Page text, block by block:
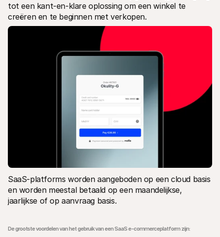
tot een kant-en-klare oplossing om een winkel te
creëren en te beginnen met verkopen.
SaaS-platforms worden aangeboden op een cloud basis
en worden meestal betaald op een maandelijkse,
jaarlijkse of op aanvraag basis.
De grootste voordelen van het gebruik van een SaaS e-commerceplatform zijn: